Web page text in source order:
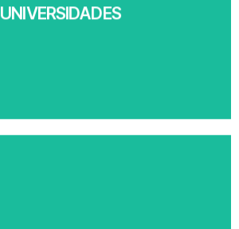
UNIVERSIDADES
Ver más